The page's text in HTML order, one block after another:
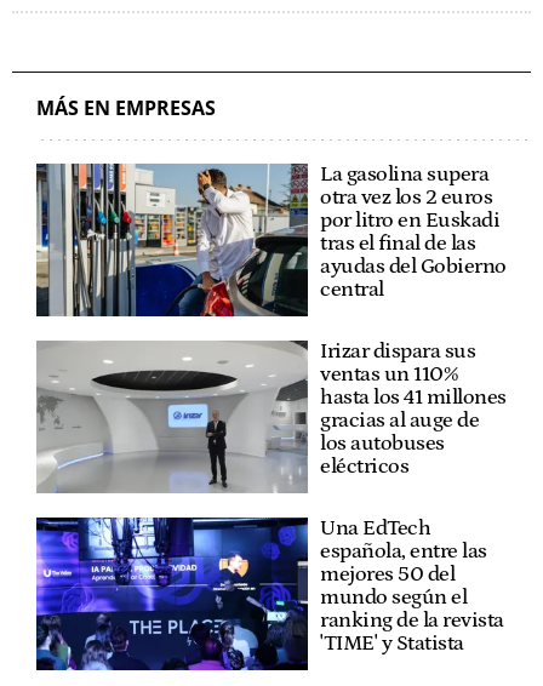
MÁS EN EMPRESAS
La gasolina supera
otra vez los 2 euros
por litro en Euskadi
tras el final de las
ayudas del Gobierno
central
Irizar dispara sus
ventas un 110%
hasta los 41 millones
gracias al auge de
los autobuses
eléctricos
Una EdTech
española, entre las
mejores 50 del
mundo según el
ranking de la revista
'TIME' y Statista